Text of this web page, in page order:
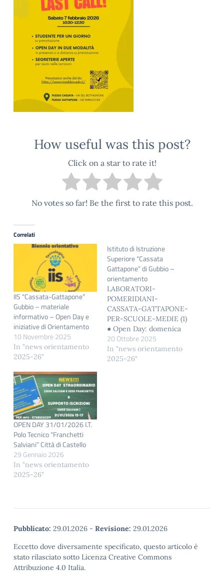
How useful was this post?
Click on a star to rate it!
No votes so far! Be the first to rate this post.
Correlati
IIS “Cassata-Gattapone”
Gubbio – materiale
informativo – Open Day e
iniziative di Orientamento
10 Novembre 2025
In "news orientamento
2025-26"
Istituto di Istruzione
Superiore “Cassata
Gattapone” di Gubbio –
orientamento
LABORATORI-
POMERIDIANI-
CASSATA-GATTAPONE-
PER-SCUOLE-MEDIE (1)
● Open Day: domenica
30 novembre 2025,
sabato 13 dicembre 2025;
dalle 15:00 alle 18:00 ●
20 Ottobre 2025
In "news orientamento
2025-26"
OPEN DAY 31/01/2026 I.T.
Polo Tecnico “Franchetti
Salviani” Città di Castello
29 Gennaio 2026
In "news orientamento
2025-26"
Pubblicato: 29.01.2026 - Revisione: 29.01.2026
Eccetto dove diversamente specificato, questo articolo è
stato rilasciato sotto Licenza Creative Commons
Attribuzione 4.0 Italia.